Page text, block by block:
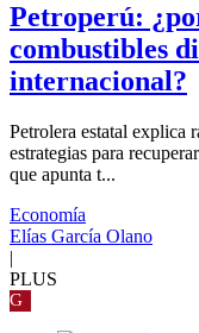
Petroperú:
combustibles
internacional?
Petrolera estatal explica
estrategias para
que apunta t...
Economía
Elías García Olano
|
PLUS
G